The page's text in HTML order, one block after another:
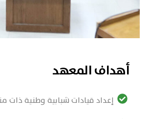
أهداف المعهد
إعداد قيادات شبابية وطنية ذات